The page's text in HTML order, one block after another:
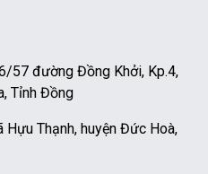
57 đường Đồng Khởi, Kp.4,
Tỉnh Đồng
Hựu Thạnh, huyện Đức Hoà,